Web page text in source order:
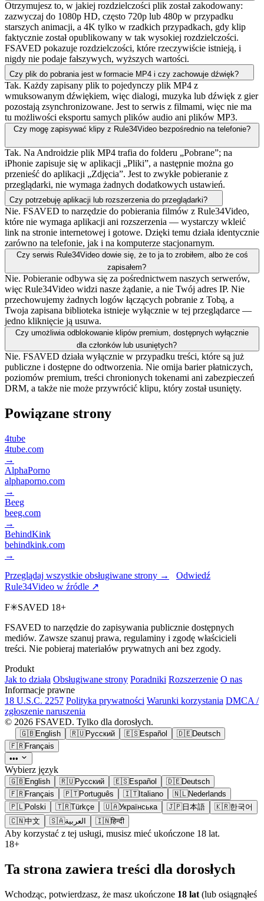
Otrzymujesz to, w jakiej rozdzielczości plik został zakodowany:
zazwyczaj do 1080p HD, często 720p lub 480p w przypadku
starszych animacji, a 4K tylko w rzadkich przypadkach, gdy klip
faktycznie został opublikowany w tak wysokiej rozdzielczości.
FSAVED pokazuje rozdzielczości, które rzeczywiście istnieją, i
nigdy nie podaje fałszywych, wyższych wartości.
Czy plik do pobrania jest w formacie MP4 i czy zachowuje dźwięk?
Tak. Każdy zapisany plik to pojedynczy plik MP4 z
wmuksowanym dźwiękiem, więc dialogi, muzyka lub dźwięk z gier
pozostają zsynchronizowane. Jest to serwis z filmami, więc nie ma
tu możliwości eksportu samych plików audio ani plików MP3.
Czy mogę zapisywać klipy z Rule34Video bezpośrednio na telefonie?
Tak. Na Androidzie plik MP4 trafia do folderu „Pobrane”; na
iPhonie zapisuje się w aplikacji „Pliki”, a następnie można go
przenieść do aplikacji „Zdjęcia”. Jest to zwykłe pobieranie z
przeglądarki, nie wymaga żadnych dodatkowych ustawień.
Czy potrzebuję aplikacji lub rozszerzenia do przeglądarki?
Nie. FSAVED to narzędzie do pobierania filmów z Rule34Video,
które nie wymaga aplikacji ani rozszerzenia — wystarczy wkleić
link na stronie internetowej i gotowe. Dzięki temu działa identycznie
zarówno na telefonie, jak i na komputerze stacjonarnym.
Czy serwis Rule34Video dowie się, że to ja to zrobiłem, albo że coś
zapisałem?
Nie. Pobieranie odbywa się za pośrednictwem naszych serwerów,
więc Rule34Video widzi nasze żądanie, a nie Twój adres IP. Nie
przechowujemy żadnych logów łączących pobranie z Tobą, a
Twoja zapisana biblioteka istnieje wyłącznie w tej przeglądarce —
jedno kliknięcie ją usuwa.
Czy umożliwia odblokowanie klipów premium, dostępnych wyłącznie
dla członków lub usuniętych?
Nie. FSAVED działa wyłącznie w przypadku treści, które są już
publiczne i dostępne do odtworzenia. Nie omija barier płatniczych,
poziomów premium, treści chronionych tokenami ani zabezpieczeń
DRM, a także nie może przywrócić klipu, który został usunięty.
Powiązane strony
4tube
4tube.com
→
AlphaPorno
alphaporno.com
→
Beeg
beeg.com
→
BehindKink
behindkink.com
→
Przeglądaj wszystkie obsługiwane strony →
Odwiedź
Rule34Video w źródle ↗
F✳SAVED 18+
FSAVED to narzędzie do zapisywania publicznie dostępnych
mediów. Zawsze szanuj prawa, regulaminy i zgodę właścicieli
treści. Nie pobieraj materiałów prywatnych ani bez zgody.
Produkt
Jak to działa Obsługiwane strony Poradniki Rozszerzenie O nas
Informacje prawne
18 U.S.C. 2257 Polityka prywatności Warunki korzystania DMCA /
zgłoszenie naruszenia
© 2026 FSAVED. Tylko dla dorosłych.
🇬🇧English 🇷🇺Русский 🇪🇸Español 🇩🇪Deutsch
🇫🇷Français
•••
Wybierz język
🇬🇧English 🇷🇺Русский 🇪🇸Español 🇩🇪Deutsch
🇫🇷Français 🇵🇹Português 🇮🇹Italiano 🇳🇱Nederlands
🇵🇱Polski 🇹🇷Türkçe 🇺🇦Українська 🇯🇵日本語 🇰🇷한국어
🇨🇳中文 🇸🇦العربية 🇮🇳हिन्दी
Aby korzystać z tej usługi, musisz mieć ukończone 18 lat.
18+
Ta strona zawiera treści dla dorosłych
Wchodząc, potwierdzasz, że masz ukończone 18 lat (lub osiągnąłeś